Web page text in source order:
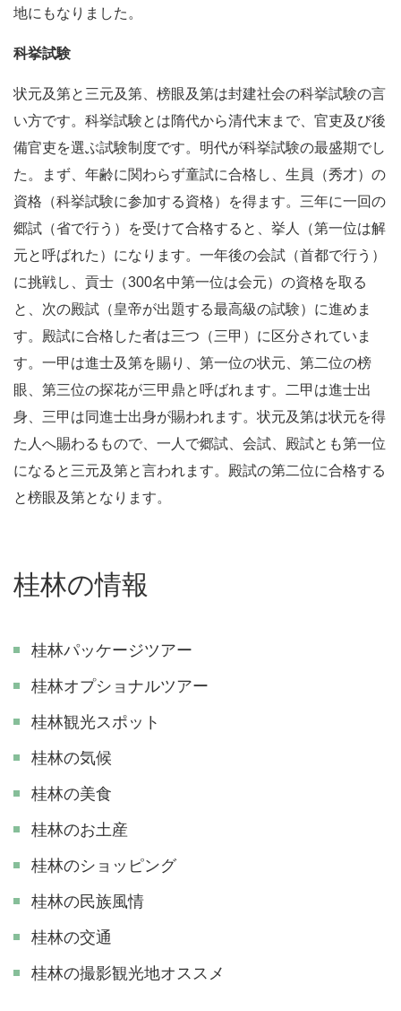
地にもなりました。
科挙試験
状元及第と三元及第、榜眼及第は封建社会の科挙試験の言
い方です。科挙試験とは隋代から清代末まで、官吏及び後
備官吏を選ぶ試験制度です。明代が科挙試験の最盛期でし
た。まず、年齢に関わらず童試に合格し、生員（秀才）の
資格（科挙試験に参加する資格）を得ます。三年に一回の
郷試（省で行う）を受けて合格すると、挙人（第一位は解
元と呼ばれた）になります。一年後の会試（首都で行う）
に挑戦し、貢士（300名中第一位は会元）の資格を取る
と、次の殿試（皇帝が出題する最高級の試験）に進めま
す。殿試に合格した者は三つ（三甲）に区分されていま
す。一甲は進士及第を賜り、第一位の状元、第二位の榜
眼、第三位の探花が三甲鼎と呼ばれます。二甲は進士出
身、三甲は同進士出身が賜われます。状元及第は状元を得
た人へ賜わるもので、一人で郷試、会試、殿試とも第一位
になると三元及第と言われます。殿試の第二位に合格する
と榜眼及第となります。
桂林の情報
桂林パッケージツアー
桂林オプショナルツアー
桂林観光スポット
桂林の気候
桂林の美食
桂林のお土産
桂林のショッピング
桂林の民族風情
桂林の交通
​桂林の撮影観光地オススメ